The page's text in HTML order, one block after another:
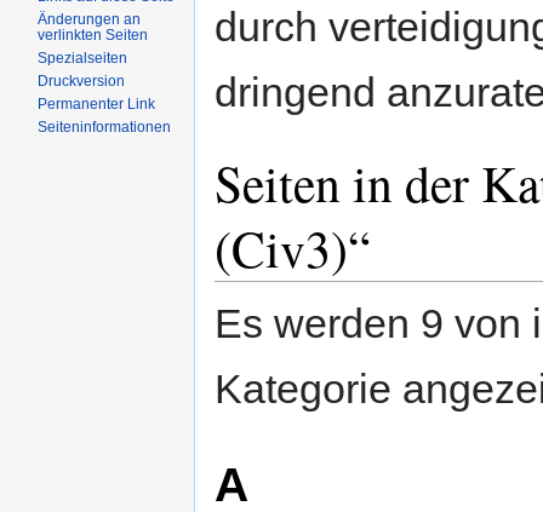
durch
dringend
Seiten in der
(Civ3)“
Es werden 9 von
Kategorie
A
Änderungen an
verlinkten Seiten
Spezialseiten
Druckversion
Permanenter Link
Seiten­informationen